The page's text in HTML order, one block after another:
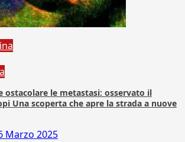
ostacolare le metastasi: osservato il
Una scoperta che apre la strada a nuove
Marzo 2025